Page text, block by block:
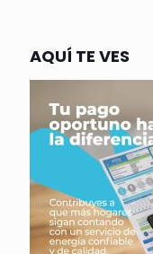
AQUÍ TE VES